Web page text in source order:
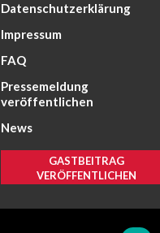
Datenschutzerklärung
Impressum
FAQ
Pressemeldung
veröffentlichen
News
GASTBEITRAG
VERÖFFENTLICHEN